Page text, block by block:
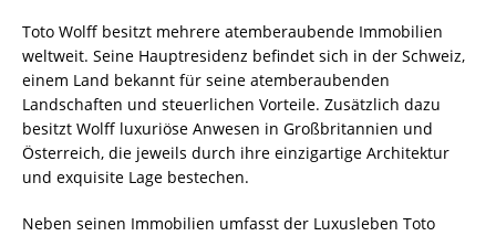
Toto Wolff besitzt mehrere atemberaubende Immobilien
weltweit. Seine Hauptresidenz befindet sich in der Schweiz,
einem Land bekannt für seine atemberaubenden
Landschaften und steuerlichen Vorteile. Zusätzlich dazu
besitzt Wolff luxuriöse Anwesen in Großbritannien und
Österreich, die jeweils durch ihre einzigartige Architektur
und exquisite Lage bestechen.
Neben seinen Immobilien umfasst der Luxusleben Toto